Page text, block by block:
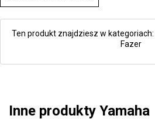
Ten produkt znajdziesz w kategoriach:
Fazer
Inne produkty Yamaha